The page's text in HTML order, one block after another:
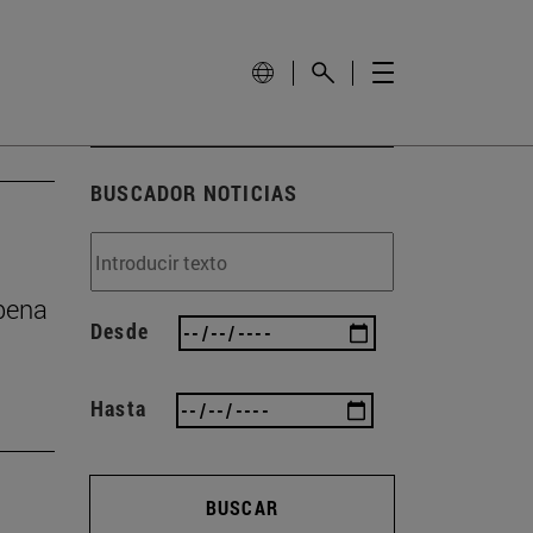
BUSCADOR NOTICIAS
Desde
Hasta
BUSCAR